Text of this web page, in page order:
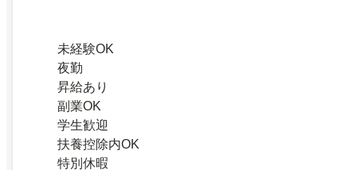
未経験OK
夜勤
昇給あり
副業OK
学生歓迎
扶養控除内OK
特別休暇